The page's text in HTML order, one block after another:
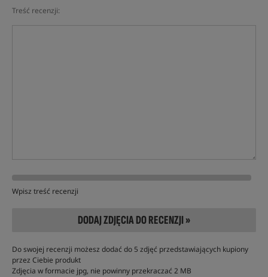
Treść recenzji:
Wpisz treść recenzji
DODAJ ZDJĘCIA DO RECENZJI »
Do swojej recenzji możesz dodać do 5 zdjęć przedstawiających kupiony
przez Ciebie produkt
Zdjęcia w formacie jpg, nie powinny przekraczać 2 MB